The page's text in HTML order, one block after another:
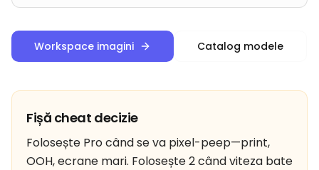
Workspace imagini Catalog modele
Fișă cheat decizie
Folosește Pro când se va pixel-peep—print,
OOH, ecrane mari. Folosește 2 când viteza bate